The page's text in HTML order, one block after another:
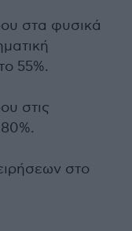
στα φυσικά
55%.
στις
στο